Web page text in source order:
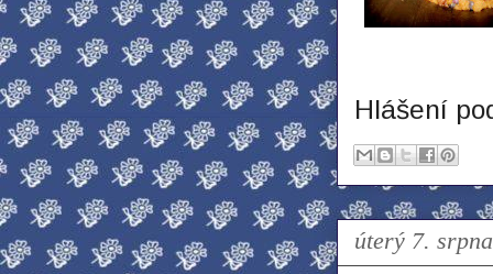
Hlášení
úterý 7.